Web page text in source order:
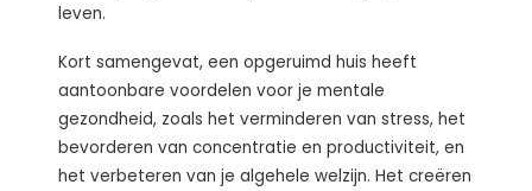
leven.
Kort samengevat, een opgeruimd huis heeft
aantoonbare voordelen voor je mentale
gezondheid, zoals het verminderen van stress, het
bevorderen van concentratie en productiviteit, en
het verbeteren van je algehele welzijn. Het creëren